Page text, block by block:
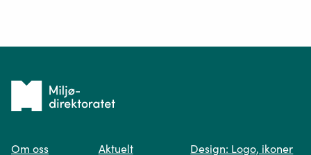
Tilbake
forsiden
Om oss Aktuelt Design: Logo, ikoner